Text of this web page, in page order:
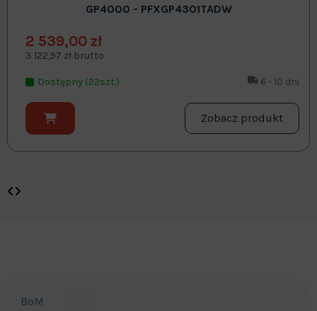
GP4000 - PFXGP4301TADW
2 539,00 zł
3 122,97 zł brutto
Dostępny (22szt.) 6 - 10 dni
Zobacz produkt
BoM